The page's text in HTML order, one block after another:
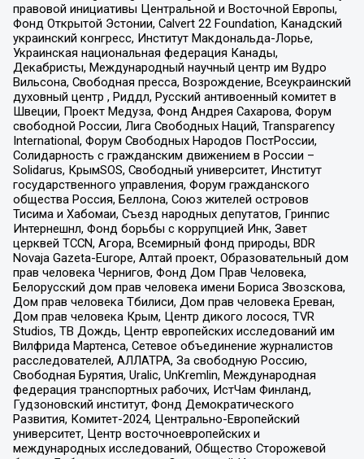
правовой инициативы Центральной и Восточной Европы,
Фонд Открытой Эстонии, Calvert 22 Foundation, Канадский
украинский конгресс, Институт Макдональда-Лорье,
Украинская национальная федерация Канады,
Декабристы, Международный научный центр им Вудро
Вильсона, Свободная пресса, Возрождение, Всеукраинский
духовный центр , Риддл, Русский антивоенный комитет в
Швеции, Проект Медуза, Фонд Андрея Сахарова, Форум
свободной России, Лига Свободных Наций, Transparеncy
International, Форум Свободных Народов ПостРоссии,
Солидарность с гражданским движением в России –
Solidarus, КрымSOS, Свободный университет, Институт
государственного управления, Форум гражданского
общества Россия, Беллона, Союз жителей островов
Тисима и Хабомаи, Съезд народных депутатов, Гринпис
Интернешнл, Фонд борьбы с коррупцией Инк, Завет
церквей TCCN, Агора, Всемирный фонд природы, BDR
Novaja Gazeta-Europe, Алтай проект, Образовательный дом
прав человека Чернигов, Фонд Дом Прав Человека,
Белорусский дом прав человека имени Бориса Звозскова,
Дом прав человека Тбилиси, Дом прав человека Ереван,
Дом прав человека Крым, Центр дикого лосося, TVR
Studios, ТВ Дождь, Центр европейских исследований им
Вилфрида Мартенса, Сетевое объединение журналистов
расследователей, АЛЛАТРА, За свободную Россию,
Свободная Бурятия, Uralic, UnKremlin, Международная
федерация транспортных рабочих, ИстЧам Финланд,
Гудзоновский институт, Фонд Демократического
Развития, Комитет-2024, Центрально-Европейский
университет, Центр восточноевропейских и
международных исследований, Общество Сторожевой